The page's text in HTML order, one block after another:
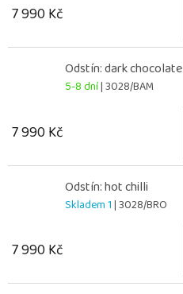
7 990 Kč
Odstín: dark chocolate
5-8 dní| 3028/BAM
7 990 Kč
Odstín: hot chilli
Skladem 1| 3028/BRO
7 990 Kč